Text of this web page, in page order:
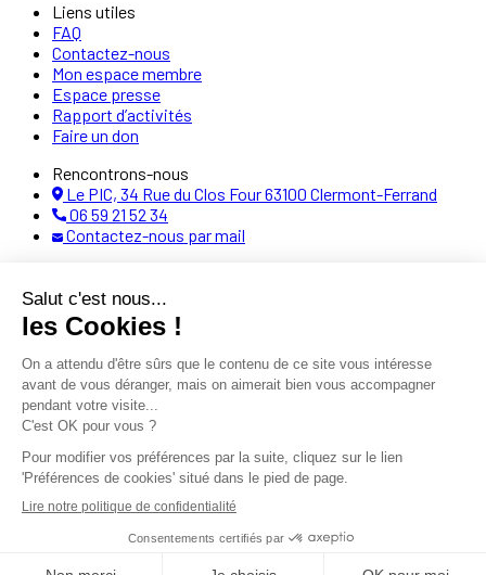
Liens utiles
FAQ
Contactez-nous
Mon espace membre
Espace presse
Rapport d’activités
Faire un don
Rencontrons-nous
Le PIC, 34 Rue du Clos Four 63100 Clermont-Ferrand
06 59 21 52 34
Contactez-nous par mail
Abonnez-vous à notre newsletter pour recevoir tous les mois
nos actualités et nos évènements.
OK
En vous inscrivant, vous acceptez notrePolitique de
confidentialitéet acceptez de recevoir notre newsletter.
Politique de confidentialité
Politique d’inscription
Accessibilité
Gérer les cookies